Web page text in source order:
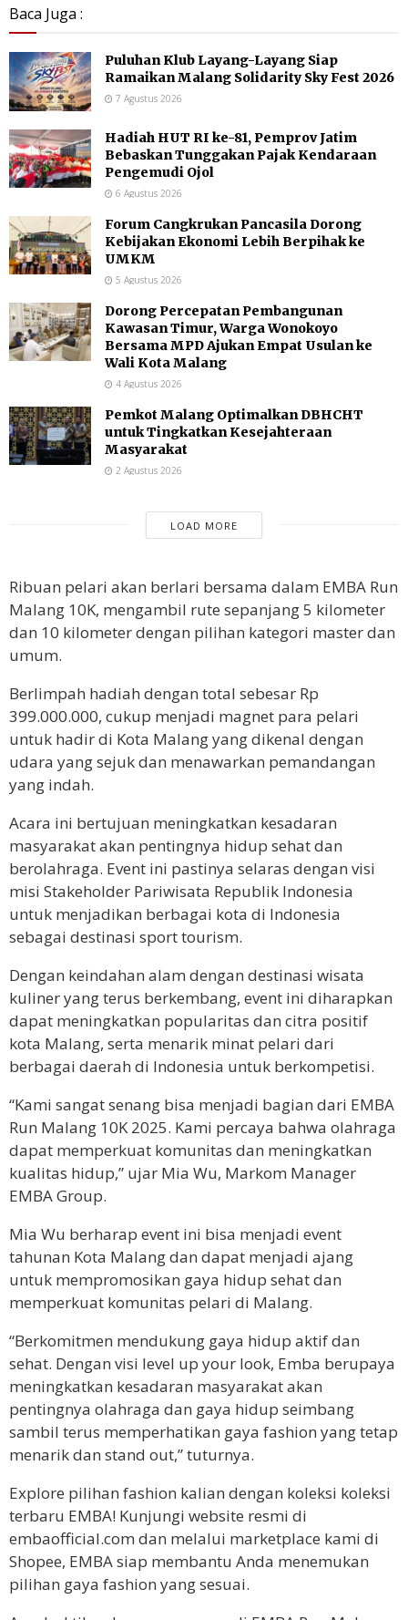
Baca Juga :
Puluhan Klub Layang-Layang Siap
Ramaikan Malang Solidarity Sky Fest 2026
7 Agustus 2026
Hadiah HUT RI ke-81, Pemprov Jatim
Bebaskan Tunggakan Pajak Kendaraan
Pengemudi Ojol
6 Agustus 2026
Forum Cangkrukan Pancasila Dorong
Kebijakan Ekonomi Lebih Berpihak ke
UMKM
5 Agustus 2026
Dorong Percepatan Pembangunan
Kawasan Timur, Warga Wonokoyo
Bersama MPD Ajukan Empat Usulan ke
Wali Kota Malang
4 Agustus 2026
Pemkot Malang Optimalkan DBHCHT
untuk Tingkatkan Kesejahteraan
Masyarakat
2 Agustus 2026
LOAD MORE
Ribuan pelari akan berlari bersama dalam EMBA Run
Malang 10K, mengambil rute sepanjang 5 kilometer
dan 10 kilometer dengan pilihan kategori master dan
umum.
Berlimpah hadiah dengan total sebesar Rp
399.000.000, cukup menjadi magnet para pelari
untuk hadir di Kota Malang yang dikenal dengan
udara yang sejuk dan menawarkan pemandangan
yang indah.
Acara ini bertujuan meningkatkan kesadaran
masyarakat akan pentingnya hidup sehat dan
berolahraga. Event ini pastinya selaras dengan visi
misi Stakeholder Pariwisata Republik Indonesia
untuk menjadikan berbagai kota di Indonesia
sebagai destinasi sport tourism.
Dengan keindahan alam dengan destinasi wisata
kuliner yang terus berkembang, event ini diharapkan
dapat meningkatkan popularitas dan citra positif
kota Malang, serta menarik minat pelari dari
berbagai daerah di Indonesia untuk berkompetisi.
“Kami sangat senang bisa menjadi bagian dari EMBA
Run Malang 10K 2025. Kami percaya bahwa olahraga
dapat memperkuat komunitas dan meningkatkan
kualitas hidup,” ujar Mia Wu, Markom Manager
EMBA Group.
Mia Wu berharap event ini bisa menjadi event
tahunan Kota Malang dan dapat menjadi ajang
untuk mempromosikan gaya hidup sehat dan
memperkuat komunitas pelari di Malang.
“Berkomitmen mendukung gaya hidup aktif dan
sehat. Dengan visi level up your look, Emba berupaya
meningkatkan kesadaran masyarakat akan
pentingnya olahraga dan gaya hidup seimbang
sambil terus memperhatikan gaya fashion yang tetap
menarik dan stand out,” tuturnya.
Explore pilihan fashion kalian dengan koleksi koleksi
terbaru EMBA! Kunjungi website resmi di
embaofficial.com dan melalui marketplace kami di
Shopee, EMBA siap membantu Anda menemukan
pilihan gaya fashion yang sesuai.